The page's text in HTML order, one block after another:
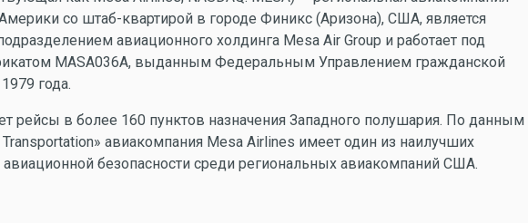
со штаб-квартирой в городе Финикс (Аризона), США, является
авиационного холдинга Mesa Air Group и работает под
MASA036A, выданным Федеральным Управлением гражданской
года.
рейсы в более 160 пунктов назначения Западного полушария. По данным
авиакомпания Mesa Airlines имеет один из наилучших
авиационной безопасности среди региональных авиакомпаний США.